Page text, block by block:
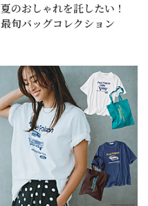
夏のおしゃれを託したい！
最旬バッグコレクション